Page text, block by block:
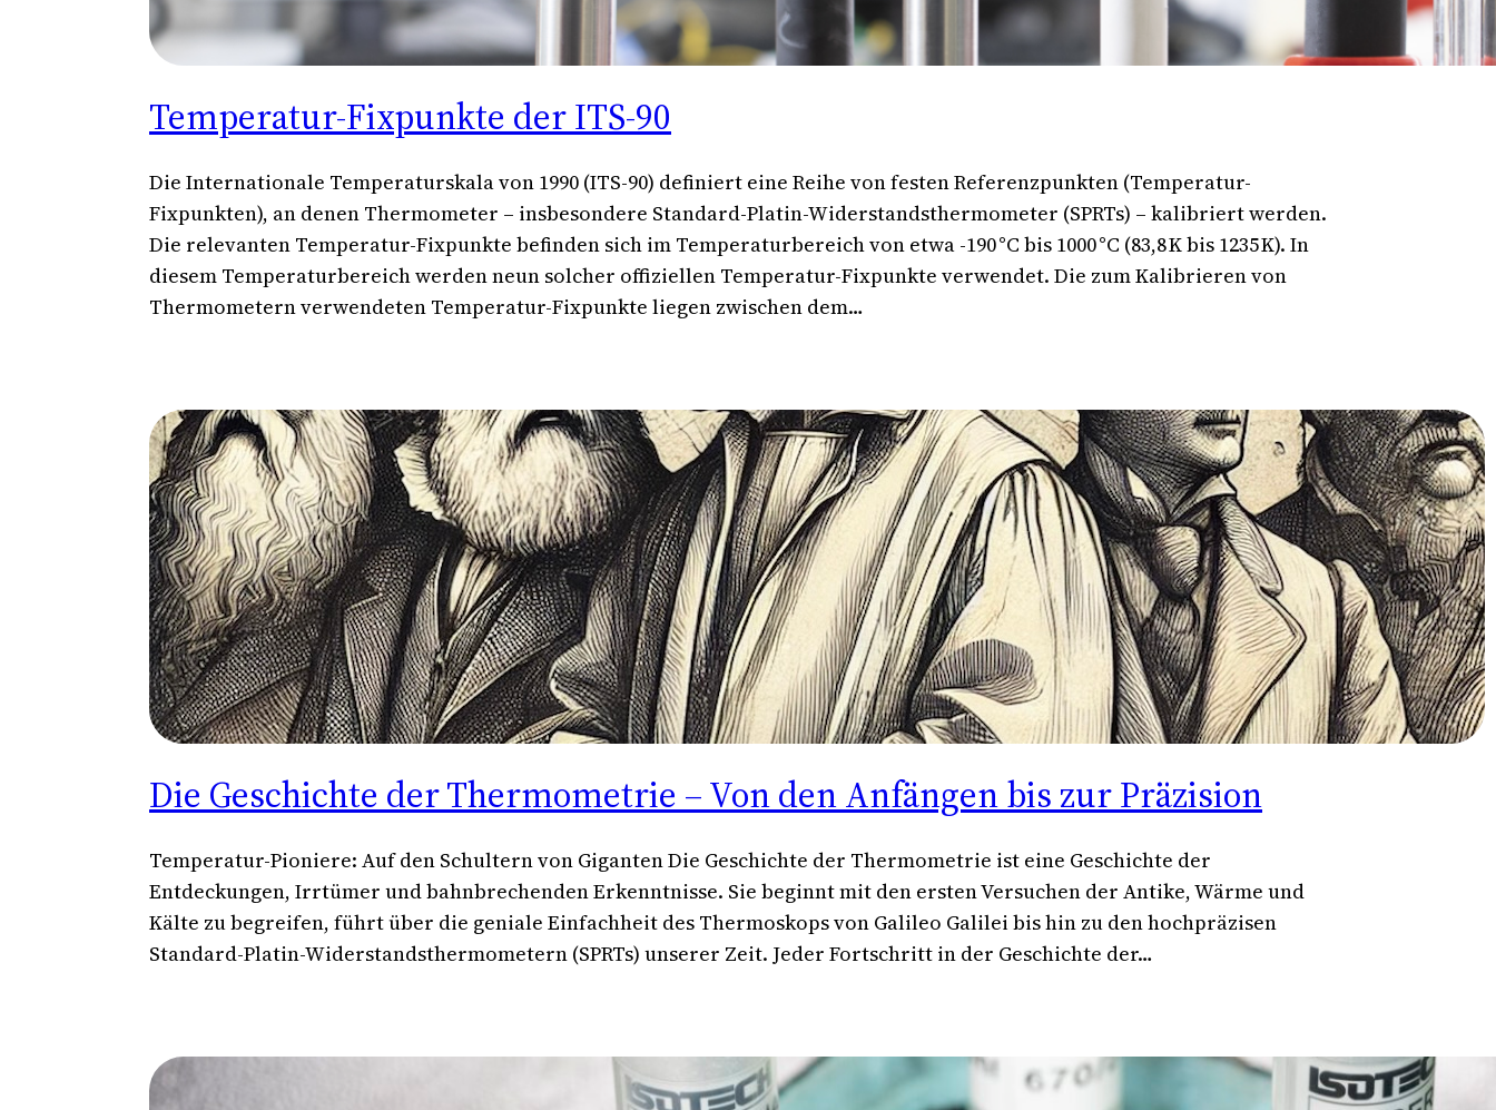
Temperatur-Fixpunkte der ITS-90
Die Internationale Temperaturskala von 1990 (ITS-90) definiert eine Reihe von festen Referenzpunkten (Temperatur-
Fixpunkten), an denen Thermometer – insbesondere Standard-Platin-Widerstandsthermometer (SPRTs) – kalibriert werden.
Die relevanten Temperatur-Fixpunkte befinden sich im Temperaturbereich von etwa -190 °C bis 1000 °C (83,8 K bis 1235 K). In
diesem Temperaturbereich werden neun solcher offiziellen Temperatur-Fixpunkte verwendet. Die zum Kalibrieren von
Thermometern verwendeten Temperatur-Fixpunkte liegen zwischen dem…
Die Geschichte der Thermometrie – Von den Anfängen bis zur Präzision
Temperatur-Pioniere: Auf den Schultern von Giganten Die Geschichte der Thermometrie ist eine Geschichte der
Entdeckungen, Irrtümer und bahnbrechenden Erkenntnisse. Sie beginnt mit den ersten Versuchen der Antike, Wärme und
Kälte zu begreifen, führt über die geniale Einfachheit des Thermoskops von Galileo Galilei bis hin zu den hochpräzisen
Standard-Platin-Widerstandsthermometern (SPRTs) unserer Zeit. Jeder Fortschritt in der Geschichte der…